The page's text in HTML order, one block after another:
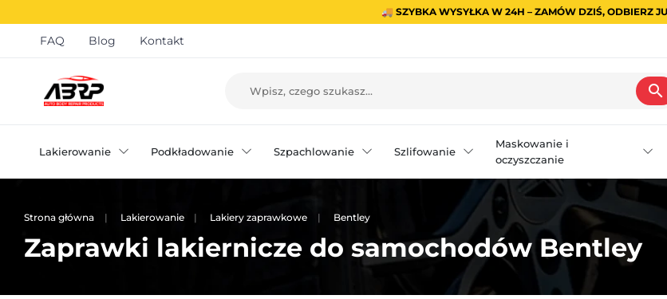
🚚 SZYBKA WYSYŁKA W 24H – ZAMÓW DZIŚ, ODBIERZ
FAQ Blog Kontakt
search
Lakierowanie Podkładowanie Szpachlowanie Szlifowanie
Maskowanie i
oczyszczanie
Strona główna Lakierowanie Lakiery zaprawkowe Bentley
Zaprawki lakiernicze do samochodów Bentley